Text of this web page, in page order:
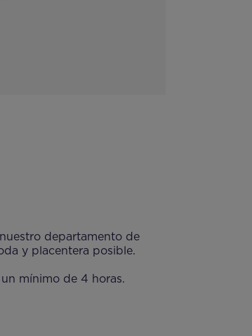
departamento de
y placentera posible.
mínimo de 4 horas.